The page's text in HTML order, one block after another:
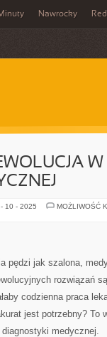
Nawrocky
W
10 - 2025
MOŻLIWOŚĆ
pędzi jak szalona,
rozwiązań
codzienna praca
jest potrzebny? To
medycznej.